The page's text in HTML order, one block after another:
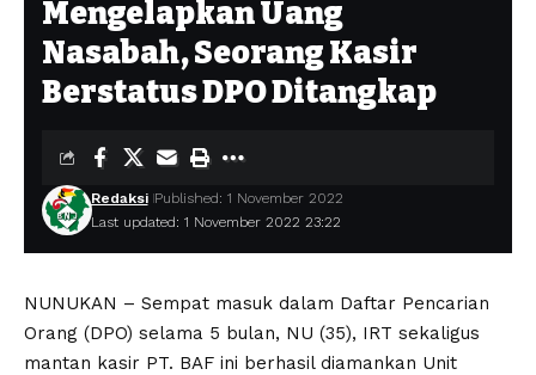
Mengelapkan Uang
Nasabah, Seorang Kasir
Berstatus DPO Ditangkap
Last updated: 1 November 2022 23:22
Redaksi Published: 1 November 2022
NUNUKAN – Sempat masuk dalam Daftar Pencarian
Orang (DPO) selama 5 bulan, NU (35), IRT sekaligus
mantan kasir PT. BAF ini berhasil diamankan Unit